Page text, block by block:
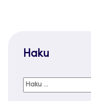
Haku
Haku: